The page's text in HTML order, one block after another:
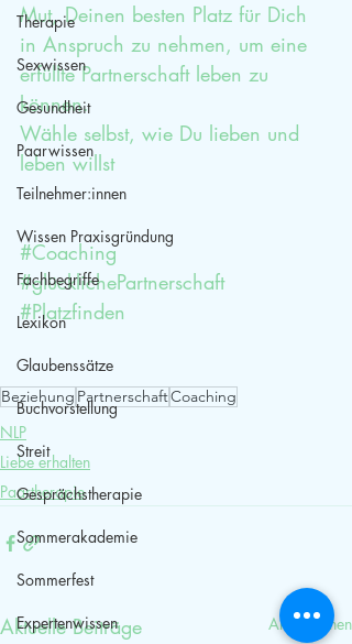
Therapie
Sexwissen
Gesundheit
Paarwissen
Teilnehmer:innen
Wissen Praxisgründung
Fachbegriffe
Lexikon
Glaubenssätze
Buchvorstellung
Streit
Gesprächstherapie
Sommerakademie
Sommerfest
Expertenwissen
Mut, Deinen besten Platz für Dich
in Anspruch zu nehmen, um eine
erfüllte Partnerschaft leben zu
können.
Wähle selbst, wie Du lieben und
leben willst
#Coaching
#glücklichePartnerschaft
#Platzfinden
Beziehung PartnerschaftCoaching
NLP
Liebe erhalten
Paartherapie
Aktuelle Beiträge Alle ansehen